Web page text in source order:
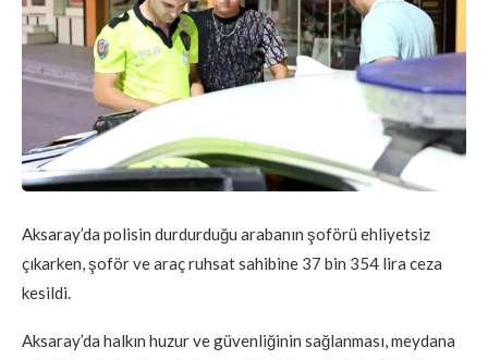
Aksaray’da polisin durdurduğu arabanın şoförü ehliyetsiz
çıkarken, şoför ve araç ruhsat sahibine 37 bin 354 lira ceza
kesildi.
Aksaray’da halkın huzur ve güvenliğinin sağlanması, meydana